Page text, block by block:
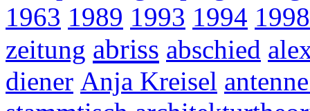
1963 1989 1993 1994 1998
zeitung abriss abschied
diener Anja Kreisel